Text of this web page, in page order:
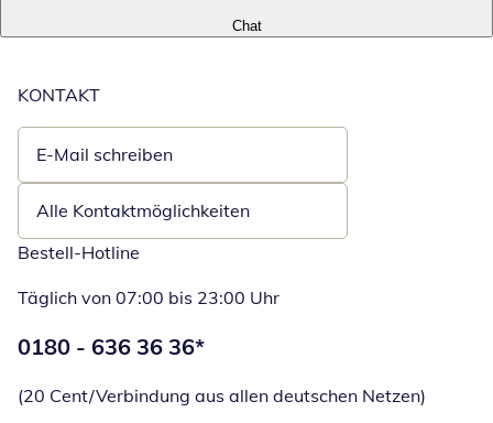
Chat
KONTAKT
E-Mail schreiben
Öffnet E-Mail-Client
Alle Kontaktmöglichkeiten
Bestell-Hotline
Täglich von 07:00 bis 23:00 Uhr
Telefonnummer:
0180 - 636 36 36*
(20 Cent/Verbindung aus allen deutschen Netzen)